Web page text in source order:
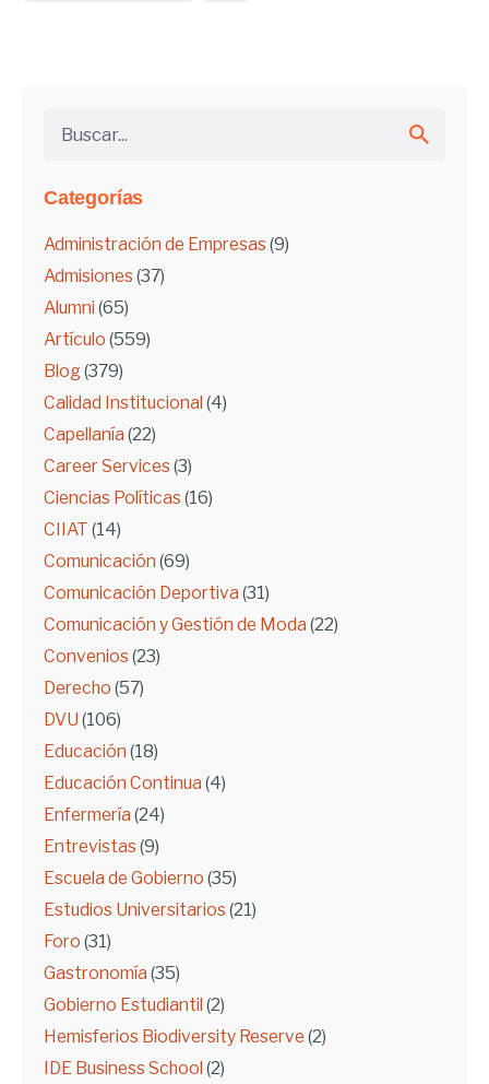
Categorías
Administración de Empresas (9)
Admisiones (37)
Alumni (65)
Artículo (559)
Blog(379)
Calidad Institucional (4)
Capellanía (22)
Career Services (3)
Ciencias Políticas (16)
CIIAT (14)
Comunicación (69)
Comunicación Deportiva (31)
Comunicación y Gestión de Moda (22)
Convenios (23)
Derecho (57)
DVU (106)
Educación (18)
Educación Continua (4)
Enfermería (24)
Entrevistas (9)
Escuela de Gobierno (35)
Estudios Universitarios (21)
Foro (31)
Gastronomía (35)
Gobierno Estudiantil (2)
Hemisferios Biodiversity Reserve (2)
IDE Business School (2)